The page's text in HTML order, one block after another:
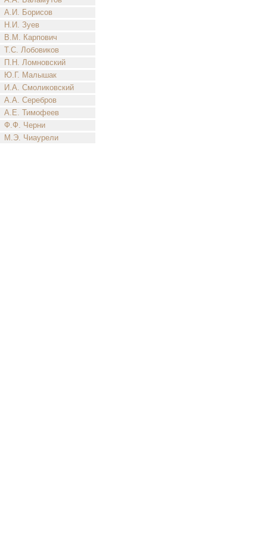
А.И. Борисов
Н.И. Зуев
В.М. Карпович
Т.С. Лобовиков
П.Н. Ломновский
Ю.Г. Малышак
И.А. Смоликовский
А.А. Серебров
А.Е. Тимофеев
Ф.Ф. Черни
М.Э. Чиаурели